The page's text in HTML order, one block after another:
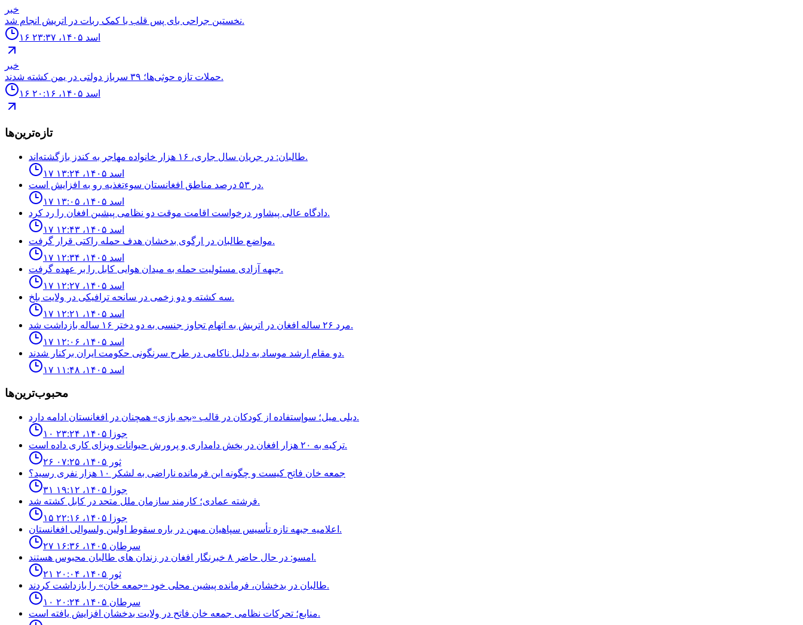
خبر
نخستين جراحى باى پس قلب با كمک ربات در اتريش انجام شد.
۱۶ اسد ۱۴۰۵، ۲۳:۳۷
خبر
حملات تازه حوثی‌ها؛ ۳۹ سرباز دولتی در یمن کشته شدند.
۱۶ اسد ۱۴۰۵، ۲۰:۱۶
تازه‌ترین‌ها
طالبان: در جریان سال جاری، ۱۶ هزار خانواده مهاجر به کندز بازگشته‌اند.
۱۷ اسد ۱۴۰۵، ۱۳:۲۴
در ۵۳ درصد مناطق افغانستان سوءتغذیه رو به افزایش است.
۱۷ اسد ۱۴۰۵، ۱۳:۰۵
دادگاه عالى پيشاور درخواست اقامت موقت دو نظامى پيشين افغان را رد كرد.
۱۷ اسد ۱۴۰۵، ۱۲:۴۳
مواضع طالبان در ارگوى بدخشان هدف حمله راكتى قرار گرفت.
۱۷ اسد ۱۴۰۵، ۱۲:۳۴
جبهه آزادى مسئوليت حمله به ميدان هوايى كابل را بر عهده گرفت.
۱۷ اسد ۱۴۰۵، ۱۲:۲۷
سه كشته و دو زخمى در سانحه ترافيكى در ولايت بلخ.
۱۷ اسد ۱۴۰۵، ۱۲:۲۱
مرد ٢۶ ساله افغان در اتريش به اتهام تجاوز جنسى به دو دختر ١۶ ساله بازداشت شد.
۱۷ اسد ۱۴۰۵، ۱۲:۰۶
دو مقام ارشد موساد به دليل ناكامى در طرح سرنگونى حكومت ايران بركنار شدند.
۱۷ اسد ۱۴۰۵، ۱۱:۴۸
محبوب‌ترین‌ها
ديلى ميل؛ سوإستفاده از كودكان در قالب «بجه بازى» همچنان در افغانستان ادامه دارد.
۱۰ جوزا ۱۴۰۵، ۲۳:۲۴
ترکیه به ۲۰ هزار افغان در بخش دامداری و پرورش حیوانات ویزای کاری داده است.
۲۶ ثور ۱۴۰۵، ۰۷:۲۵
جمعه خان فاتح كيست و چگونه اين فرمانده ناراضى به لشكر ١٠ هزار نفرى رسيد؟
۳۱ جوزا ۱۴۰۵، ۱۹:۱۲
فرشته عمادى؛ كارمند سازمان ملل متحد در كابل كشته شد.
۱۵ جوزا ۱۴۰۵، ۲۲:۱۶
اعلاميه جبهه تازه تأسيس سپاهيان ميهن در باره سقوط اولين ولسوالى افغانستان.
۲۷ سرطان ۱۴۰۵، ۱۶:۳۶
امسو: در حال حاضر ۸ خبرنگار افغان در زندان‌ های طالبان محبوس هستند.
۲۱ ثور ۱۴۰۵، ۲۰:۰۴
طالبان در بدخشان، فرمانده پیشین محلی خود «جمعه خان» را بازداشت کردند.
۱۰ سرطان ۱۴۰۵، ۲۰:۲۴
منابع؛ تحركات نظامى جمعه خان فاتح در ولايت بدخشان افزايش يافته است.